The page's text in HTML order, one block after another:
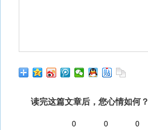
读完这篇文章后，您心情如何？
0 0 0